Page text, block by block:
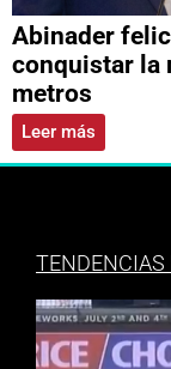
Abinader
conquistar la
metros
Leer más
TENDENCIAS